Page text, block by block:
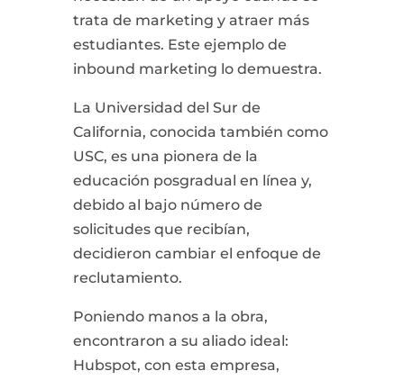
trata de marketing y atraer más
estudiantes. Este ejemplo de
inbound marketing lo demuestra.
La Universidad del Sur de
California, conocida también como
USC, es una pionera de la
educación posgradual en línea y,
debido al bajo número de
solicitudes que recibían,
decidieron cambiar el enfoque de
reclutamiento.
Poniendo manos a la obra,
encontraron a su aliado ideal:
Hubspot, con esta empresa,